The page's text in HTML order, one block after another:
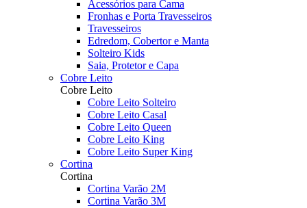
Acessórios para Cama
Fronhas e Porta Travesseiros
Travesseiros
Edredom, Cobertor e Manta
Solteiro Kids
Saia, Protetor e Capa
Cobre Leito
Cobre Leito
Cobre Leito Solteiro
Cobre Leito Casal
Cobre Leito Queen
Cobre Leito King
Cobre Leito Super King
Cortina
Cortina
Cortina Varão 2M
Cortina Varão 3M